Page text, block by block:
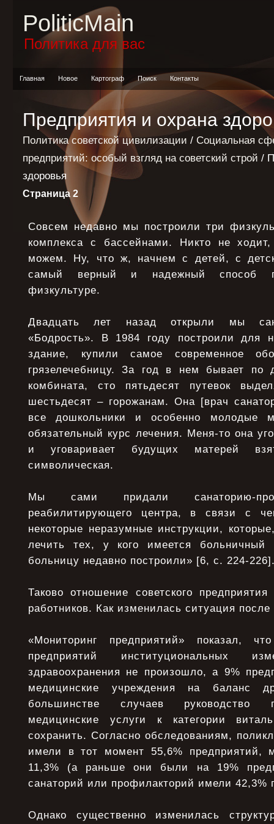
PoliticMain
Политика для вас
Главная Новое Картограф Поиск Контакты
Предприятия и охрана
Политика советской цивилизации / Социальная
предприятий: особый взгляд на советский строй /
здоровья
Страница 2
Совсем недавно мы построили три
комплекса с бассейнами. Никто не
можем. Ну, что ж, начнем с детей, с
самый верный и надежный способ
физкультуре.
Двадцать лет назад открыли мы
«Бодрость». В 1984 году построили для
здание, купили самое современное
грязелечебницу. За год в нем бывает по
комбината, сто пятьдесят путевок
шестьдесят – горожанам. Она [врач
все дошкольники и особенно молодые
обязательный курс лечения. Меня-то она
и уговаривает будущих матерей
символическая.
Мы сами придали санаторию-
реабилитирующего центра, в связи с
некоторые неразумные инструкции,
лечить тех, у кого имеется
больницу недавно построили» [6, с. 224-
Таково отношение советского
работников. Как изменилась ситуация
«Мониторинг предприятий» показал,
предприятий институциональных
здравоохранения не произошло, а 9%
медицинские учреждения на баланс
большинстве случаев руководство
медицинские услуги к категории
сохранить. Согласно обследованиям,
имели в тот момент 55,6% предприятий,
11,3% (а раньше они были на 19%
санаторий или профилакторий имели 42,3%
Однако существенно изменилась